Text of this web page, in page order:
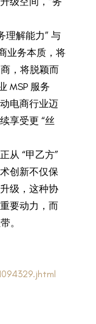
理解能力” 与
业务本质，将
，将脱颖而
MSP 服务
电商行业迈
享受更 “丝
从 “甲乙方”
创新不仅保
级，这种协
要动力，而
。